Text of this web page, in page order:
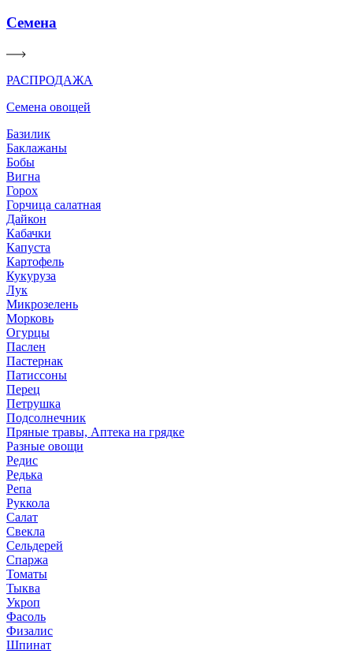
Семена
РАСПРОДАЖА
Семена овощей
Базилик
Баклажаны
Бобы
Вигна
Горох
Горчица салатная
Дайкон
Кабачки
Капуста
Картофель
Кукуруза
Лук
Микрозелень
Морковь
Огурцы
Паслен
Пастернак
Патиссоны
Перец
Петрушка
Подсолнечник
Пряные травы, Аптека на грядке
Разные овощи
Редис
Редька
Репа
Руккола
Салат
Свекла
Сельдерей
Спаржа
Томаты
Тыква
Укроп
Фасоль
Физалис
Шпинат